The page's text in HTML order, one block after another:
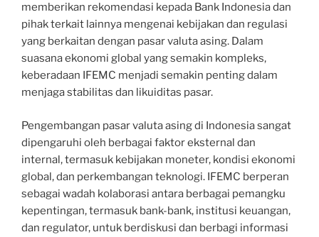
memberikan rekomendasi kepada Bank Indonesia dan
pihak terkait lainnya mengenai kebijakan dan regulasi
yang berkaitan dengan pasar valuta asing. Dalam
suasana ekonomi global yang semakin kompleks,
keberadaan IFEMC menjadi semakin penting dalam
menjaga stabilitas dan likuiditas pasar.
Pengembangan pasar valuta asing di Indonesia sangat
dipengaruhi oleh berbagai faktor eksternal dan
internal, termasuk kebijakan moneter, kondisi ekonomi
global, dan perkembangan teknologi. IFEMC berperan
sebagai wadah kolaborasi antara berbagai pemangku
kepentingan, termasuk bank-bank, institusi keuangan,
dan regulator, untuk berdiskusi dan berbagi informasi